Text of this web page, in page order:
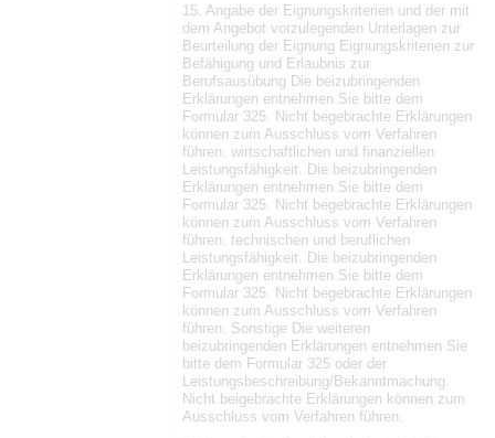
15. Angabe der Eignungskriterien und der mit
dem Angebot vorzulegenden Unterlagen zur
Beurteilung der Eignung Eignungskriterien zur
Befähigung und Erlaubnis zur
Berufsausübung Die beizubringenden
Erklärungen entnehmen Sie bitte dem
Formular 325. Nicht begebrachte Erklärungen
können zum Ausschluss vom Verfahren
führen. wirtschaftlichen und finanziellen
Leistungsfähigkeit. Die beizubringenden
Erklärungen entnehmen Sie bitte dem
Formular 325. Nicht begebrachte Erklärungen
können zum Ausschluss vom Verfahren
führen. technischen und beruflichen
Leistungsfähigkeit. Die beizubringenden
Erklärungen entnehmen Sie bitte dem
Formular 325. Nicht begebrachte Erklärungen
können zum Ausschluss vom Verfahren
führen. Sonstige Die weiteren
beizubringenden Erklärungen entnehmen Sie
bitte dem Formular 325 oder der
Leistungsbeschreibung/Bekanntmachung.
Nicht beigebrachte Erklärungen können zum
Ausschluss vom Verfahren führen.